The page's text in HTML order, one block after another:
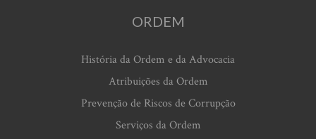
ORDEM
História da Ordem e da Advocacia
Atribuições da Ordem
Prevenção de Riscos de Corrupção
Serviços da Ordem